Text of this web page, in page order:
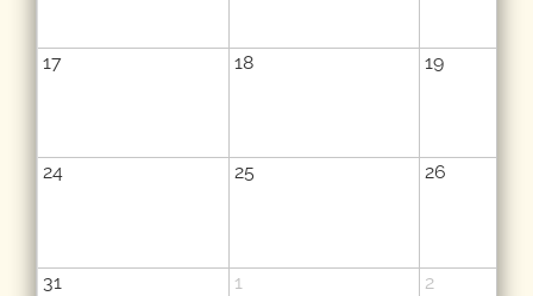
17 18 19
24 25 26
31 1 2